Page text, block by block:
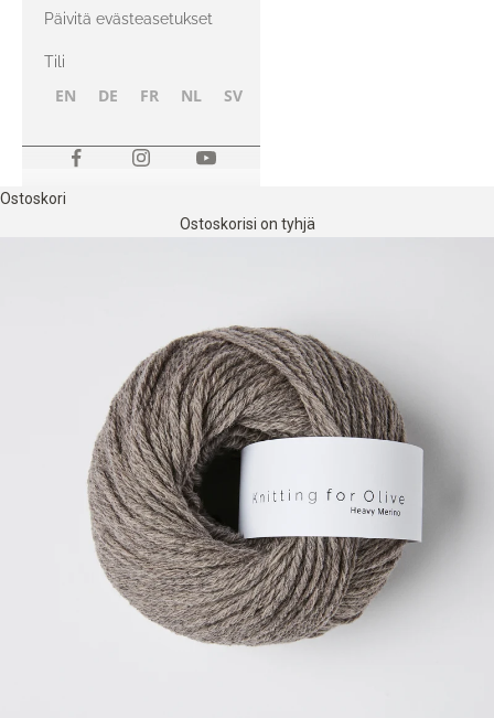
kanssa
Päivitä evästeasetukset
Tili
EN DE FR NL SV
Ostoskori
Ostoskorisi on tyhjä